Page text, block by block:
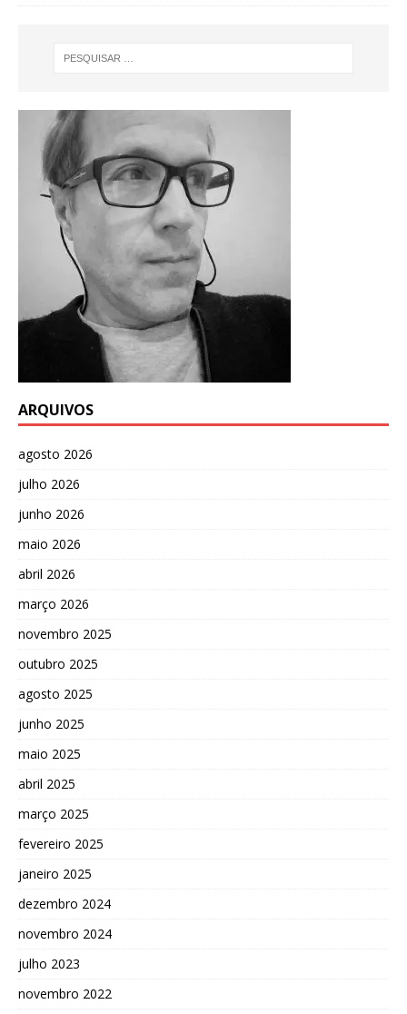
ARQUIVOS
agosto 2026
julho 2026
junho 2026
maio 2026
abril 2026
março 2026
novembro 2025
outubro 2025
agosto 2025
junho 2025
maio 2025
abril 2025
março 2025
fevereiro 2025
janeiro 2025
dezembro 2024
novembro 2024
julho 2023
novembro 2022